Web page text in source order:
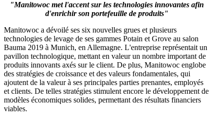
"Manitowoc met l'accent sur les technologies innovantes afin
d'enrichir son portefeuille de produits"
Manitowoc a dévoilé ses six nouvelles grues et plusieurs
technologies de levage de ses gammes Potain et Grove au salon
Bauma 2019 à Munich, en Allemagne. L'entreprise représentait un
pavillon technologique, mettant en valeur un nombre important de
produits innovants axés sur le client. De plus, Manitowoc englobe
des stratégies de croissance et des valeurs fondamentales, qui
ajoutent de la valeur à ses principales parties prenantes, employés
et clients. De telles stratégies stimulent encore le développement de
modèles économiques solides, permettant des résultats financiers
viables.